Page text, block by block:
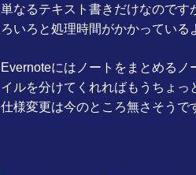
単なるテキスト書きだけなので
ろいろと処理時間がかかっている
Evernoteにはノートをまとめる
イルを分けてくれればもうちょ
仕様変更は今のところ無さそうで